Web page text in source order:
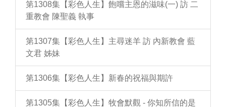
第1308集【彩色人生】飽嚐主恩的滋味(一) 訪 二
重教會 陳聖義 執事
第1307集【彩色人生】主尋迷羊 訪 內新教會 藍
文君 姊妹
第1306集【彩色人生】新春的祝福與期許
第1305集【彩色人生】牧會默觀 - 你知所信的是